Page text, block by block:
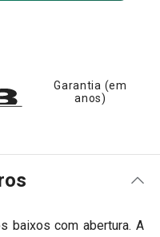
Garantia (em
anos)
baixos com abertura. A